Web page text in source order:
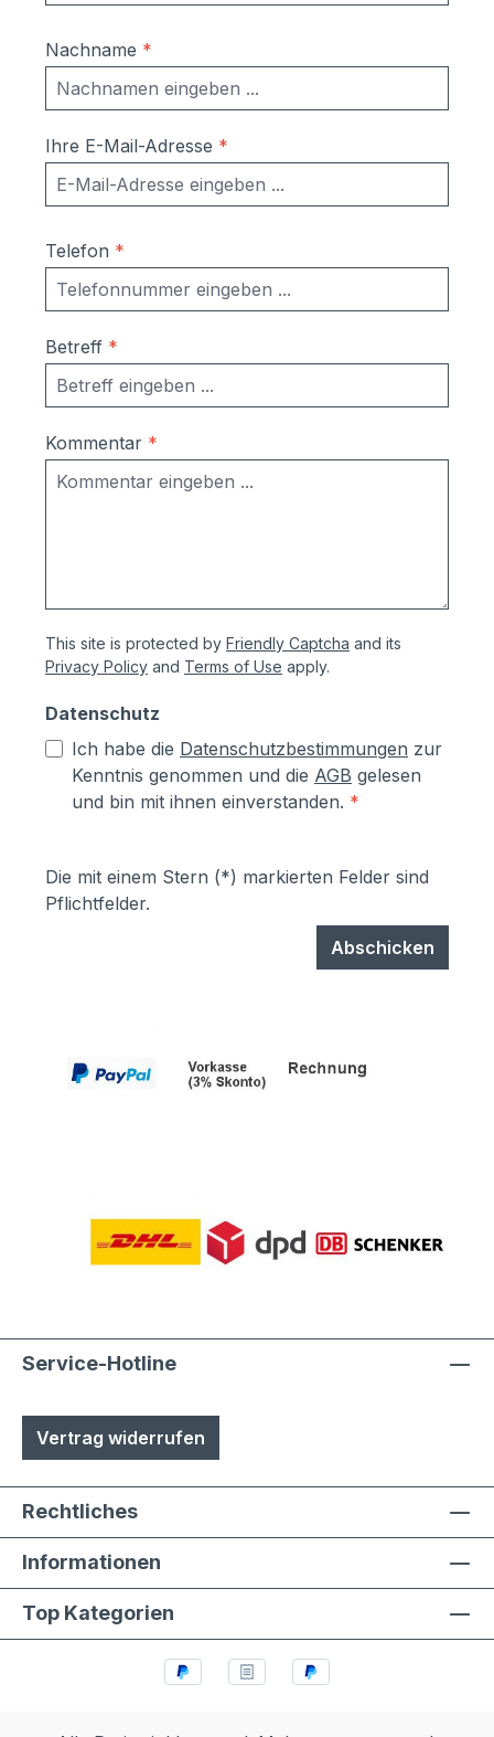
Nachname *
Ihre E-Mail-Adresse *
Telefon *
Betreff *
Kommentar *
This site is protected by Friendly Captcha and its
Privacy Policy and Terms of Use apply.
Datenschutz
Ich habe die Datenschutzbestimmungen zur
Kenntnis genommen und die AGB gelesen
und bin mit ihnen einverstanden. *
Die mit einem Stern (*) markierten Felder sind
Pflichtfelder.
Abschicken
Service-Hotline
Vertrag widerrufen
Rechtliches
Informationen
Top Kategorien